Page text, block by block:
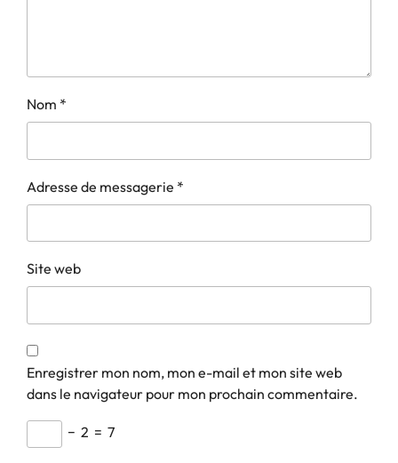
Nom *
Adresse de messagerie *
Site web
Enregistrer mon nom, mon e-mail et mon site web
dans le navigateur pour mon prochain commentaire.
− 2 = 7